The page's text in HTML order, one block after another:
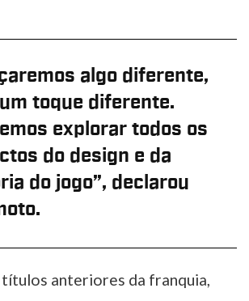
algo diferente,
toque diferente.
explorar todos os
do design e da
do jogo”, declarou
anteriores da franquia,